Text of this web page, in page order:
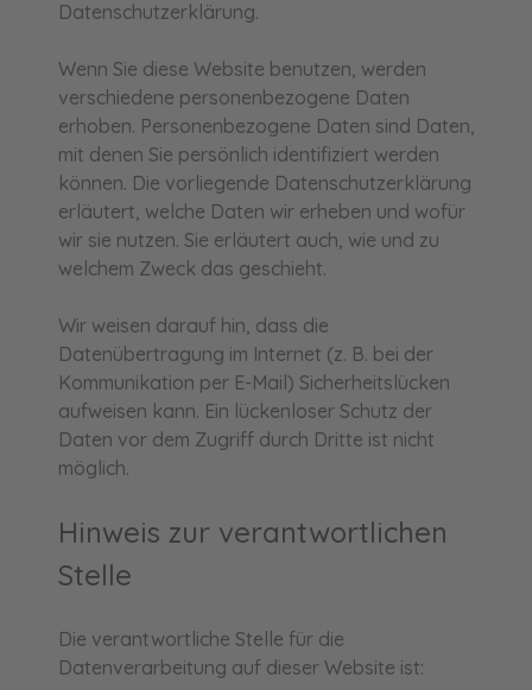
Datenschutzerklärung.
Wenn Sie diese Website benutzen, werden
verschiedene personenbezogene Daten
erhoben. Personenbezogene Daten sind Daten,
mit denen Sie persönlich identifiziert werden
können. Die vorliegende Datenschutzerklärung
erläutert, welche Daten wir erheben und wofür
wir sie nutzen. Sie erläutert auch, wie und zu
welchem Zweck das geschieht.
Wir weisen darauf hin, dass die
Datenübertragung im Internet (z. B. bei der
Kommunikation per E-Mail) Sicherheitslücken
aufweisen kann. Ein lückenloser Schutz der
Daten vor dem Zugriff durch Dritte ist nicht
möglich.
Hinweis zur verantwortlichen
Stelle
Die verantwortliche Stelle für die
Datenverarbeitung auf dieser Website ist: